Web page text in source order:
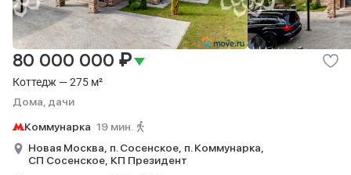
Коттедж — 275 м²
Дома, дачи
80 000 000 ₽
Коммунарка 19 мин.
Новая Москва, п. Сосенское, п. Коммунарка,
СП Сосенское, КП Президент